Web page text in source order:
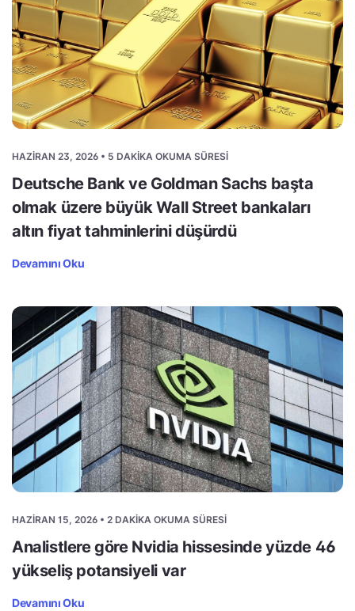
HAZIRAN 23, 2026 • 5 DAKIKA OKUMA SÜRESI
Deutsche Bank ve Goldman Sachs başta
olmak üzere büyük Wall Street bankaları
altın fiyat tahminlerini düşürdü
Devamını Oku
HAZIRAN 15, 2026 • 2 DAKIKA OKUMA SÜRESI
Analistlere göre Nvidia hissesinde yüzde 46
yükseliş potansiyeli var
Devamını Oku